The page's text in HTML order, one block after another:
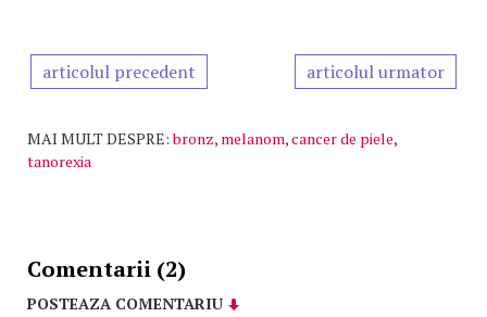
articolul precedent articolul urmator
MAI MULT DESPRE: bronz, melanom,cancer de piele,
tanorexia
Comentarii (2)
POSTEAZA COMENTARIU